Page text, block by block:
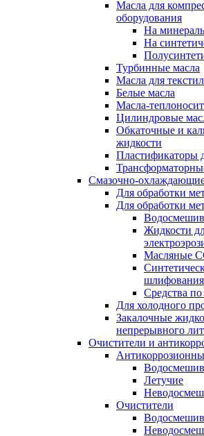
Масла для
оборудования
На
На
Турбинные масла
Масла для
Белые масла
Масла-
Цилиндровые
Обкаточные и
жидкости
Пластификаторы
Смазочно-
Для обработки
Для обработки
Жидкости
Масляные
шлифования
Средства
Для холодного
Закалочные
непрерывного
Очистители и
Летучие
Очистители